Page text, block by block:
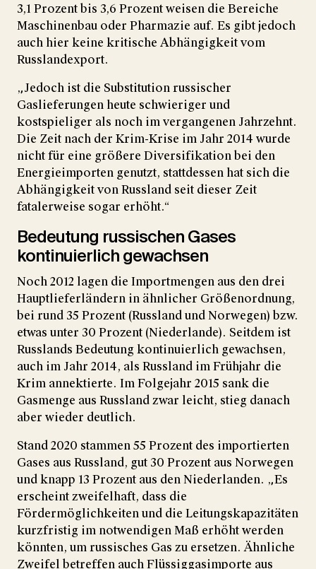
3,1 Prozent bis 3,6 Prozent weisen die Bereiche
Maschinenbau oder Pharmazie auf. Es gibt jedoch
auch hier keine kritische Abhängigkeit vom
Russlandexport.
„Jedoch ist die Substitution russischer
Gaslieferungen heute schwieriger und
kostspieliger als noch im vergangenen Jahrzehnt.
Die Zeit nach der Krim-Krise im Jahr 2014 wurde
nicht für eine größere Diversifikation bei den
Energieimporten genutzt, stattdessen hat sich die
Abhängigkeit von Russland seit dieser Zeit
fatalerweise sogar erhöht.“
Bedeutung russischen Gases
kontinuierlich gewachsen
Noch 2012 lagen die Importmengen aus den drei
Hauptlieferländern in ähnlicher Größenordnung,
bei rund 35 Prozent (Russland und Norwegen) bzw.
etwas unter 30 Prozent (Niederlande). Seitdem ist
Russlands Bedeutung kontinuierlich gewachsen,
auch im Jahr 2014, als Russland im Frühjahr die
Krim annektierte. Im Folgejahr 2015 sank die
Gasmenge aus Russland zwar leicht, stieg danach
aber wieder deutlich.
Stand 2020 stammen 55 Prozent des importierten
Gases aus Russland, gut 30 Prozent aus Norwegen
und knapp 13 Prozent aus den Niederlanden. „Es
erscheint zweifelhaft, dass die
Fördermöglichkeiten und die Leitungskapazitäten
kurzfristig im notwendigen Maß erhöht werden
könnten, um russisches Gas zu ersetzen. Ähnliche
Zweifel betreffen auch Flüssiggasimporte aus